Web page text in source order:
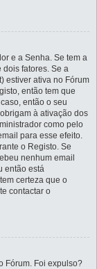
e a Senha. Se tem a
dois fatores. Se a
estiver ativa no Fórum
então tem que
então o seu
à ativação dos
como pelo
para esse efeito.
o Registo. Se
nenhum email
então está
certeza que o
contactar o
Fórum. Foi expulso?